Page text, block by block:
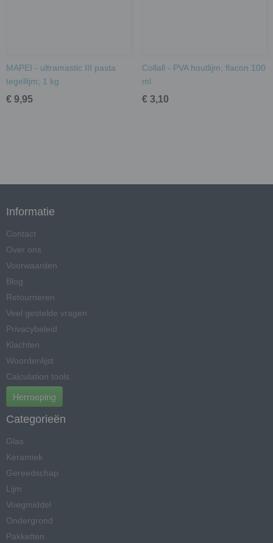
MAPEI - ultramastic III pasta
tegellijm; 1 kg
€ 9,95
Collall - PVA houtlijm; flacon 100
ml
€ 3,10
Informatie
Contact
Over ons
Voorwaarden
Blog
Retourneren
Veel gestelde vragen
Privacybeleid
Klachten
Woordenlijst
Calculation tools
Herroeping
Categorieën
Glas
Keramiek
Gereedschap
Lijm
Voegmiddel
Ondergrond
Pakketten